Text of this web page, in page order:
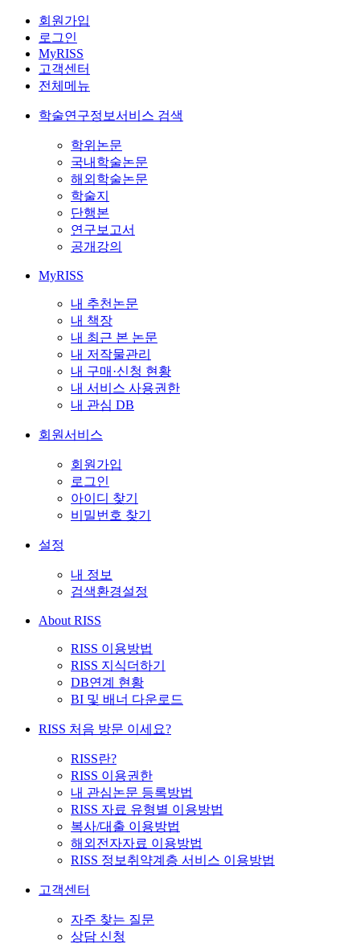
회원가입
로그인
MyRISS
고객센터
전체메뉴
학술연구정보서비스 검색
학위논문
국내학술논문
해외학술논문
학술지
단행본
연구보고서
공개강의
MyRISS
내 추천논문
내 책장
내 최근 본 논문
내 저작물관리
내 구매·신청 현황
내 서비스 사용권한
내 관심 DB
회원서비스
회원가입
로그인
아이디 찾기
비밀번호 찾기
설정
내 정보
검색환경설정
About RISS
RISS 이용방법
RISS 지식더하기
DB연계 현황
BI 및 배너 다운로드
RISS 처음 방문 이세요?
RISS란?
RISS 이용권한
내 관심논문 등록방법
RISS 자료 유형별 이용방법
복사/대출 이용방법
해외전자자료 이용방법
RISS 정보취약계층 서비스 이용방법
고객센터
자주 찾는 질문
상담 신청